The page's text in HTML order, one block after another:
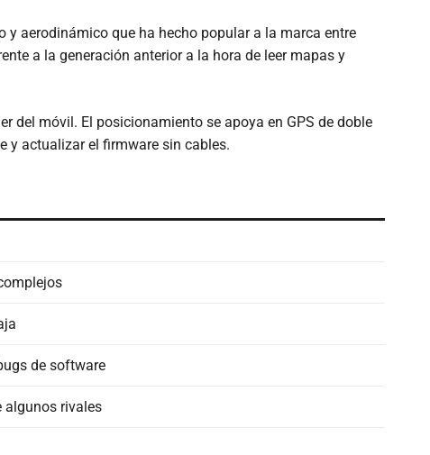
y aerodinámico que ha hecho popular a la marca entre
a la generación anterior a la hora de leer mapas y
del móvil. El posicionamiento se apoya en GPS de doble
y actualizar el firmware sin cables.
de software
algunos rivales